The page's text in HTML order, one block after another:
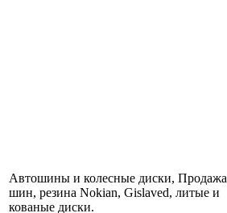
Автошины и колесные диски, Продажа
шин, резина Nokian, Gislaved, литые и
кованые диски.